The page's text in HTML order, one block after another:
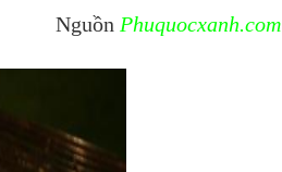
Phuquocxanh.com